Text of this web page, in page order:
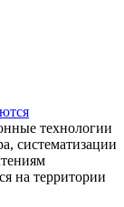
технологии
систематизации
на территории